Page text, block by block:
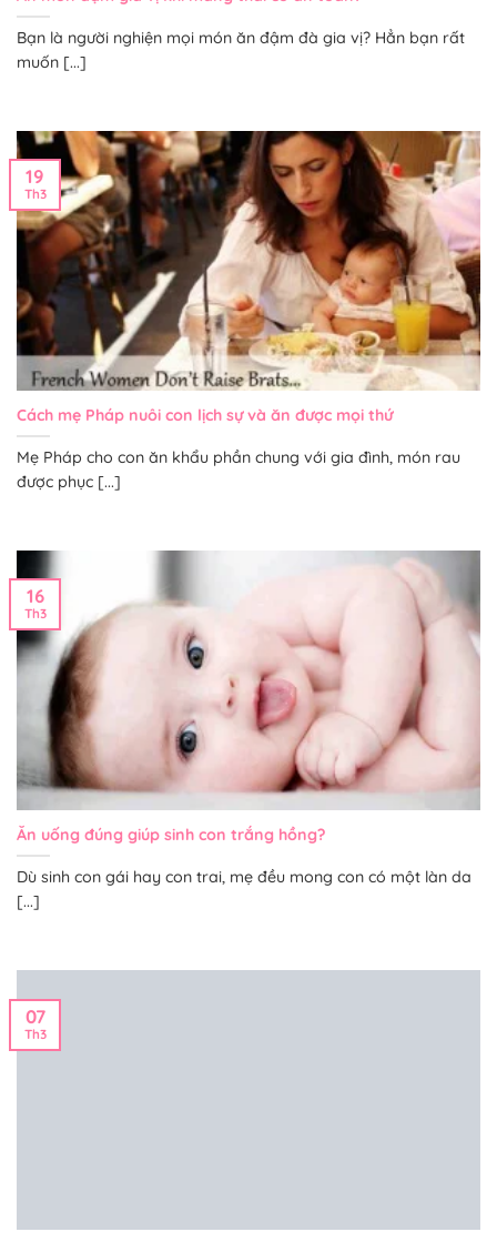
Bạn là người nghiện mọi món ăn đậm đà gia vị? Hẳn bạn rất
muốn [...]
Cách mẹ Pháp nuôi con lịch sự và ăn được mọi thứ
Mẹ Pháp cho con ăn khẩu phần chung với gia đình, món rau
được phục [...]
19
Th3
Ăn uống đúng giúp sinh con trắng hồng?
Dù sinh con gái hay con trai, mẹ đều mong con có một làn da
[...]
16
Th3
07
Th3